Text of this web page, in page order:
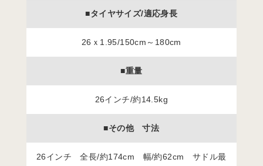
■タイヤサイズ/適応身長
26ｘ1.95/150cm～180cm
■重量
26インチ/約14.5kg
■その他 寸法
26インチ 全長/約174cm 幅/約62cm サドル最